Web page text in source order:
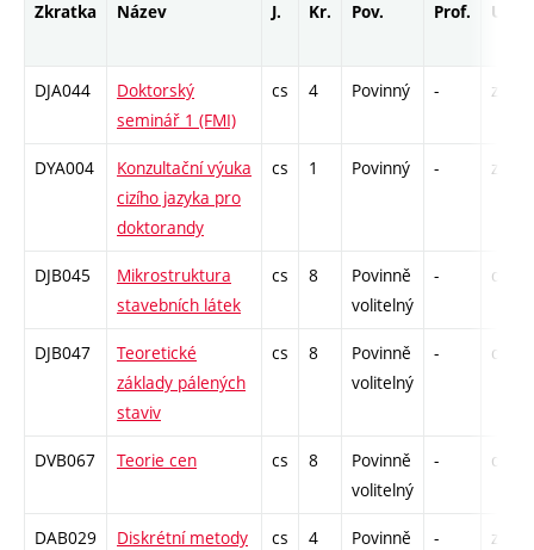
Zkratka Název J. Kr. Pov. Prof. Uk.
DJA044
Doktorský
seminář 1 (FMI)
cs 4 Povinný - zá
DYA004
Konzultační výuka
cizího jazyka pro
doktorandy
cs 1 Povinný - zá
DJB045
Mikrostruktura
stavebních látek
cs 8
Povinně
volitelný
- drzk
DJB047
Teoretické
základy pálených
staviv
cs 8
Povinně
volitelný
- drzk
DVB067 Teorie cen cs 8
Povinně
volitelný
- drzk
DAB029
Diskrétní metody
cs 4
Povinně
- zá